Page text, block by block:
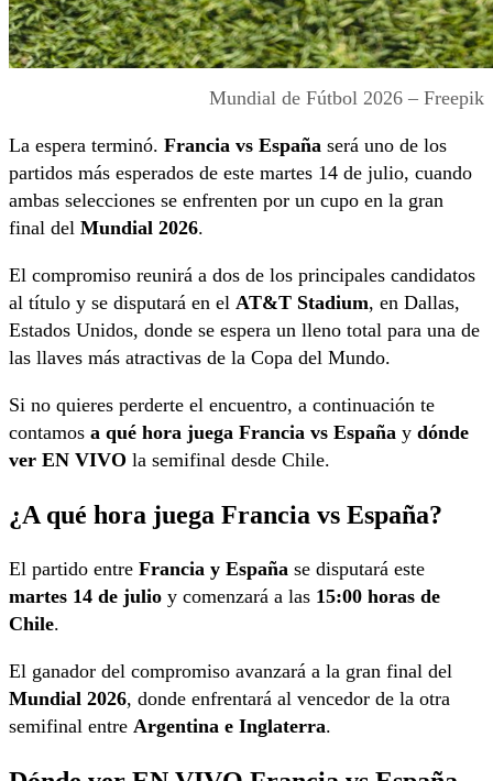
Mundial de Fútbol 2026 – Freepik
La espera terminó. Francia vs España será uno de los
partidos más esperados de este martes 14 de julio, cuando
ambas selecciones se enfrenten por un cupo en la gran
final del Mundial 2026.
El compromiso reunirá a dos de los principales candidatos
al título y se disputará en el AT&T Stadium, en Dallas,
Estados Unidos, donde se espera un lleno total para una de
las llaves más atractivas de la Copa del Mundo.
Si no quieres perderte el encuentro, a continuación te
contamos a qué hora juega Francia vs España y dónde
ver EN VIVO la semifinal desde Chile.
¿A qué hora juega Francia vs España?
El partido entre Francia y España se disputará este
martes 14 de julio y comenzará a las 15:00 horas de
Chile.
El ganador del compromiso avanzará a la gran final del
Mundial 2026, donde enfrentará al vencedor de la otra
semifinal entre Argentina e Inglaterra.